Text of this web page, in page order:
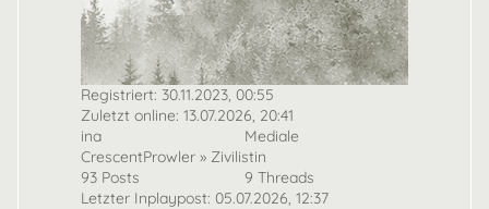
Registriert: 30.11.2023, 00:55
Zuletzt online: 13.07.2026, 20:41
ina
Mediale
CrescentProwler » Zivilistin
93 Posts
9 Threads
Letzter Inplaypost: 05.07.2026, 12:37